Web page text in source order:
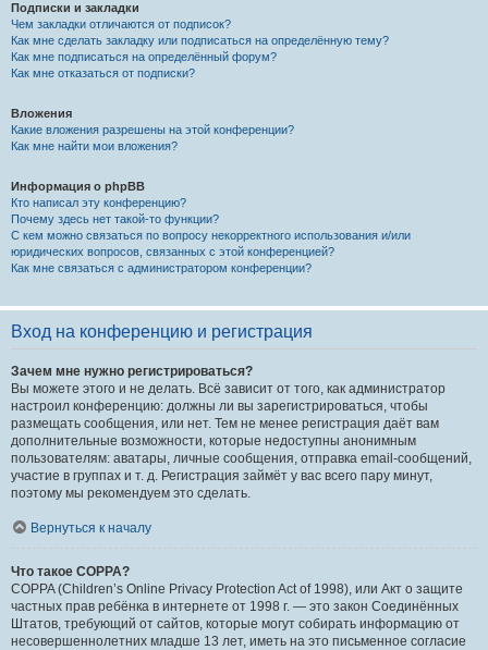
Подписки и закладки
Чем закладки отличаются от подписок?
Как мне сделать закладку или подписаться на определённую тему?
Как мне подписаться на определённый форум?
Как мне отказаться от подписки?
Вложения
Какие вложения разрешены на этой конференции?
Как мне найти мои вложения?
Информация о phpBB
Кто написал эту конференцию?
Почему здесь нет такой-то функции?
С кем можно связаться по вопросу некорректного использования и/или
юридических вопросов, связанных с этой конференцией?
Как мне связаться с администратором конференции?
Вход на конференцию и регистрация
Зачем мне нужно регистрироваться?
Вы можете этого и не делать. Всё зависит от того, как администратор
настроил конференцию: должны ли вы зарегистрироваться, чтобы
размещать сообщения, или нет. Тем не менее регистрация даёт вам
дополнительные возможности, которые недоступны анонимным
пользователям: аватары, личные сообщения, отправка email-сообщений,
участие в группах и т. д. Регистрация займёт у вас всего пару минут,
поэтому мы рекомендуем это сделать.
Вернуться к началу
Что такое COPPA?
COPPA (Children’s Online Privacy Protection Act of 1998), или Акт о защите
частных прав ребёнка в интернете от 1998 г. — это закон Соединённых
Штатов, требующий от сайтов, которые могут собирать информацию от
несовершеннолетних младше 13 лет, иметь на это письменное согласие